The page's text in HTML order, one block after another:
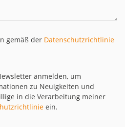
gemäß der Datenschutzrichtlinie
anmelden, um
zu Neuigkeiten und
in die Verarbeitung meiner
ein.